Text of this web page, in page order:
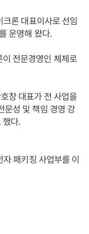
론 대표이사로 선임
운영해 왔다.
전문경영인 체제로
창 대표가 전 사업을
문성 및 책임 경영 강
했다.
패키징 사업부를 이